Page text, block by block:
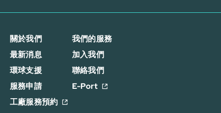
關於我們
我們的服務
最新消息
加入我們
環球支援
聯絡我們
服務申請
E-Port
工廠服務預約